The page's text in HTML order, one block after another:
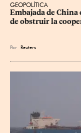
GEOPOLÍTICA
Embajada de China
de obstruir la
Por Reuters